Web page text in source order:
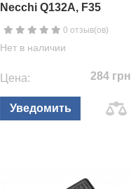
Necchi Q132A, F35
0 отзыв(ов)
Нет в наличии
Цена: 284 грн
Уведомить